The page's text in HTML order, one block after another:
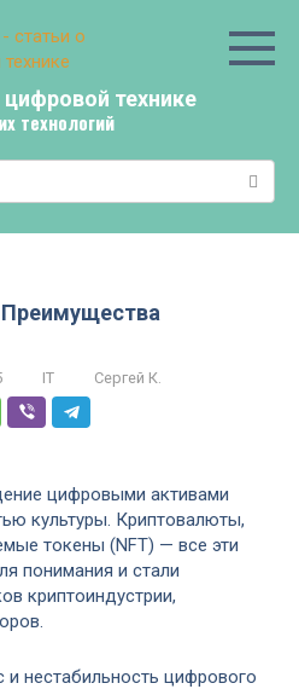
технике
технологий
IT Сергей К.
цифровыми активами
культуры. Криптовалюты,
токены (NFT) — все эти
понимания и стали
криптоиндустрии,
нестабильность цифрового